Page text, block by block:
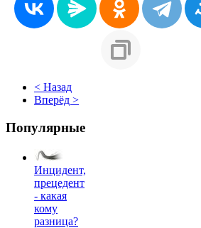
< Назад
Вперёд >
Популярные
Инцидент,
прецедент
- какая
кому
разница?